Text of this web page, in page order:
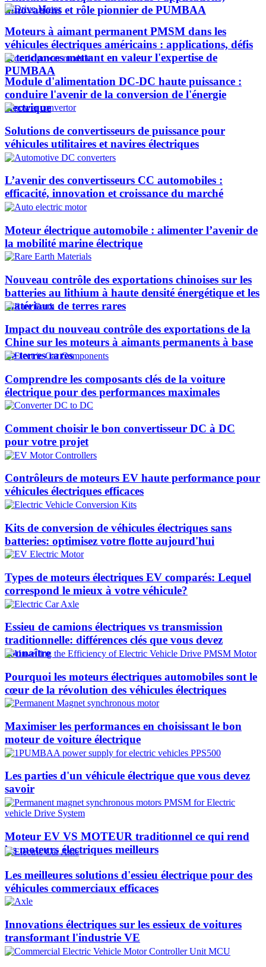
innovations et rôle pionnier de PUMBAA​
Moteurs à aimant permanent PMSM dans les
véhicules électriques américains : applications, défis
et tendances mettant en valeur l'expertise de
PUMBAA​
Module d'alimentation DC-DC haute puissance :
conduire l'avenir de la conversion de l'énergie
électrique
Solutions de convertisseurs de puissance pour
véhicules utilitaires et navires électriques
L’avenir des convertisseurs CC automobiles :
efficacité, innovation et croissance du marché
Moteur électrique automobile : alimenter l’avenir de
la mobilité marine électrique
Nouveau contrôle des exportations chinoises sur les
batteries au lithium à haute densité énergétique et les
matériaux de terres rares
Impact du nouveau contrôle des exportations de la
Chine sur les moteurs à aimants permanents à base
de terres rares
Comprendre les composants clés de la voiture
électrique pour des performances maximales
Comment choisir le bon convertisseur DC à DC
pour votre projet
Contrôleurs de moteurs EV haute performance pour
véhicules électriques efficaces
Kits de conversion de véhicules électriques sans
batteries: optimisez votre flotte aujourd'hui
Types de moteurs électriques EV comparés: Lequel
correspond le mieux à votre véhicule?
Essieu de camions électriques vs transmission
traditionnelle: différences clés que vous devez
connaître
Pourquoi les moteurs électriques automobiles sont le
cœur de la révolution des véhicules électriques
Maximiser les performances en choisissant le bon
moteur de voiture électrique
Les parties d'un véhicule électrique que vous devez
savoir
Moteur EV VS MOTEUR traditionnel ce qui rend
les moteurs électriques meilleurs
Les meilleures solutions d'essieu électrique pour des
véhicules commerciaux efficaces
Innovations électriques sur les essieux de voitures
transformant l'industrie VE